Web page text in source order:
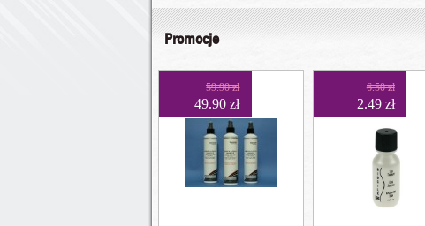
Promocje
59.90 zł
49.90 zł
6.50 zł
2.49 zł